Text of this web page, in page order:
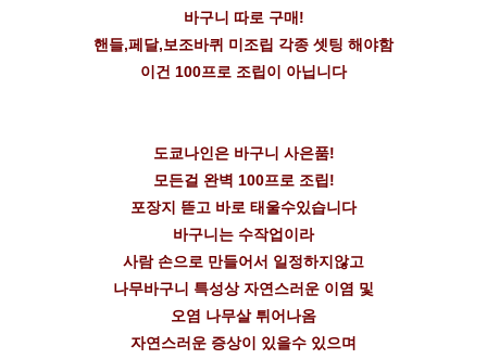
바구니 따로 구매!
핸들,페달,보조바퀴 미조립 각종 셋팅 해야함
이건 100프로 조립이 아닙니다
도쿄나인은 바구니 사은품!
모든걸 완벽 100프로 조립!
포장지 뜯고 바로 태울수있습니다
바구니는 수작업이라
사람 손으로 만들어서 일정하지않고
나무바구니 특성상 자연스러운 이염 및
오염 나무살 튀어나옴
자연스러운 증상이 있을수 있으며